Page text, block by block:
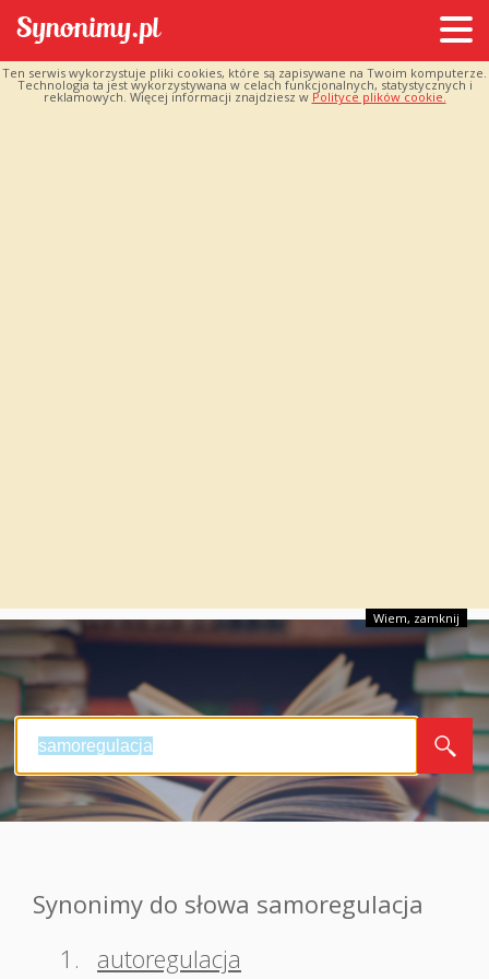
Ten serwis wykorzystuje pliki cookies, które są zapisywane na Twoim komputerze.
Technologia ta jest wykorzystywana w celach funkcjonalnych, statystycznych i
reklamowych. Więcej informacji znajdziesz w Polityce plików cookie.
Wiem, zamknij
Synonimy do słowa samoregulacja
1.
autoregulacja